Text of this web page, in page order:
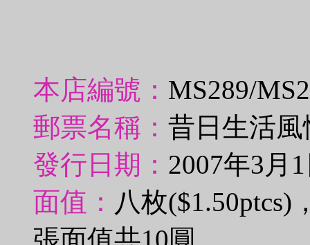
本店編號： MS289/
郵票名稱： 昔日生活
發行日期： 2007年3月
面值： 八枚($1.50ptcs)